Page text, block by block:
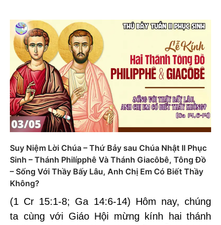
Suy Niệm Lời Chúa – Thứ Bảy sau Chúa Nhật II Phục
Sinh – Thánh Philípphê Và Thánh Giacôbê, Tông Đồ
– Sống Với Thầy Bấy Lâu, Anh Chị Em Có Biết Thầy
Không?
(1 Cr 15:1-8; Ga 14:6-14) Hôm nay, chúng
ta cùng với Giáo Hội mừng kính hai thánh